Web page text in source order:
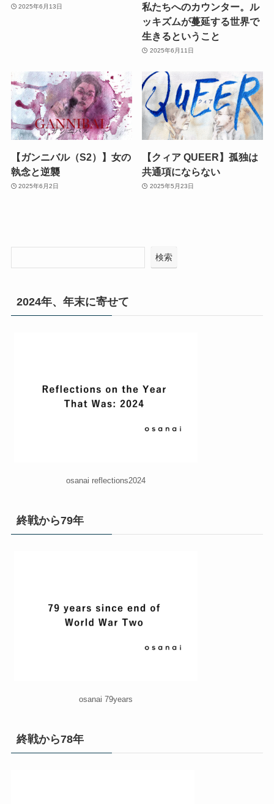
2025年6月13日
私たちへのカウンター。ル
ッキズムが蔓延する世界で
生きるということ
2025年6月11日
【ガンニバル（S2）】女の
執念と逆襲
2025年6月2日
【クィア QUEER】孤独は
共通項にならない
2025年5月23日
検索
2024年、年末に寄せて
osanai reflections2024
終戦から79年
osanai 79years
終戦から78年